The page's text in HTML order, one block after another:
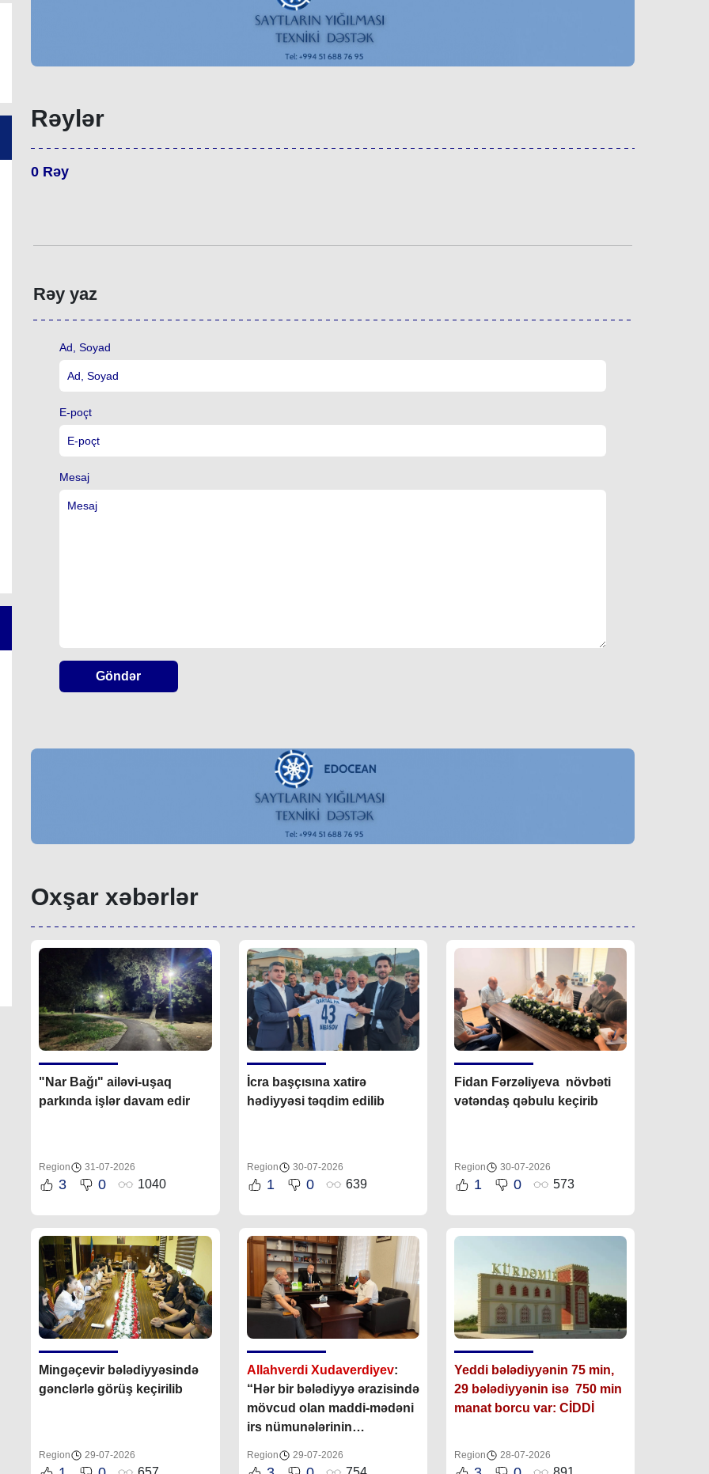
Rəylər
0 Rəy
Rəy yaz
Ad, Soyad
E-poçt
Mesaj
Göndər
Oxşar xəbərlər
"Nar Bağı" ailəvi-uşaq
parkında işlər davam edir
Region 31-07-2026
3 0 1040
İcra başçısına xatirə
hədiyyəsi təqdim edilib
Region 30-07-2026
1 0 639
Fidan Fərzəliyeva növbəti
vətəndaş qəbulu keçirib
Region 30-07-2026
1 0 573
Mingəçevir bələdiyyəsində
gənclərlə görüş keçirilib
Region 29-07-2026
Allahverdi Xudaverdiyev:
“Hər bir bələdiyyə ərazisində
mövcud olan maddi-mədəni
irs nümunələrinin
öz töhfəsini verməlidir”
Region 29-07-2026
Yeddi bələdiyyənin 75 min,
29 bələdiyyənin isə 750 min
manat borcu var: CİDDİ
Region 28-07-2026